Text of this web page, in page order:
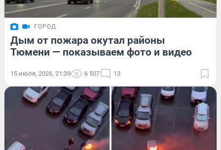
ГОРОД
Дым от пожара окутал районы
Тюмени — показываем фото и видео
15 июля, 2026, 21:39 6 507 13